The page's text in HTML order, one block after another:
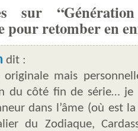
sur
pour retomber en
dit :
originale mais
du côté fin de série… je
dans l’âme (où est
du Zodiaque,